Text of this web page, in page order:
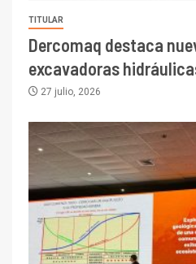
TITULAR
Dercomaq destaca
excavadoras
27 julio, 2026